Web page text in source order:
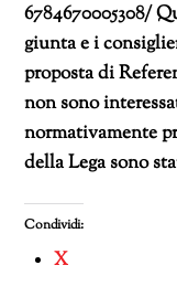
6784670005308/
giunta e i
proposta di
non sono
normativamente
della Lega sono
Condividi:
X